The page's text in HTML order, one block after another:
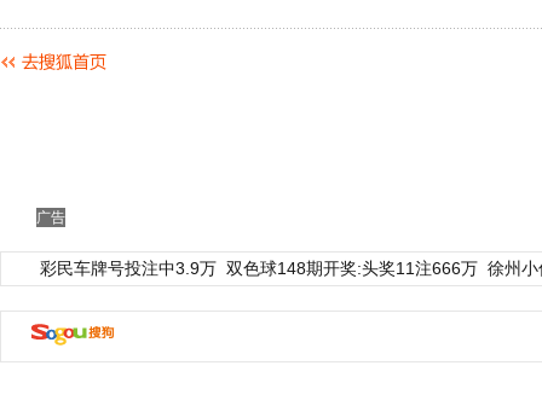
广告
彩民车牌号投注中3.9万 双色球148期开奖:头奖11注666万 徐州
动物系恋人啊 | 钟欣潼体验爱情哲学 南